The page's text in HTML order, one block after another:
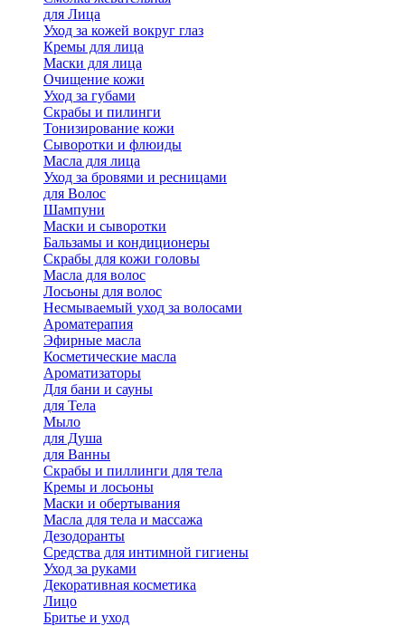
для Лица
Уход за кожей вокруг глаз
Кремы для лица
Маски для лица
Очищение кожи
Уход за губами
Скрабы и пилинги
Тонизирование кожи
Сыворотки и флюиды
Масла для лица
Уход за бровями и ресницами
для Волос
Шампуни
Маски и сыворотки
Бальзамы и кондиционеры
Скрабы для кожи головы
Масла для волос
Лосьоны для волос
Несмываемый уход за волосами
Ароматерапия
Эфирные масла
Косметические масла
Ароматизаторы
Для бани и сауны
для Тела
Мыло
для Душа
для Ванны
Скрабы и пиллинги для тела
Кремы и лосьоны
Маски и обертывания
Масла для тела и массажа
Дезодоранты
Средства для интимной гигиены
Уход за руками
Декоративная косметика
Лицо
Бритье и уход